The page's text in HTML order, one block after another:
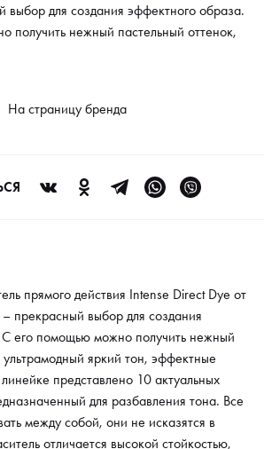
выбор для создания эффектного образа.
получить нежный пастельный оттенок,
эффектные цветовые нюансы. В
разбавления тона. Все цвета можно
они не исказятся в процессе носки.
локоны изнутри, придают и
и защищают от воздействия внешних
На страницу бренда
прямого действия Intense Direct Dye от
прекрасный выбор для создания
его помощью можно получить нежный
ультрамодный яркий тон, эффектные
представлено 10 актуальных
для разбавления тона. Все
между собой, они не исказятся в
отличается высокой стойкостью,